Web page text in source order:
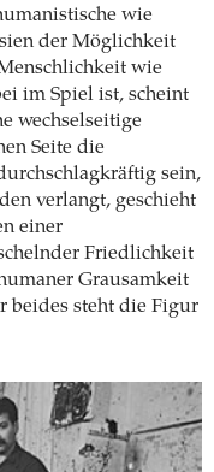
wie
der Möglichkeit
wie
im Spiel ist, scheint
wechselseitige
Seite die
sein,
verlangt, geschieht
einer
Friedlichkeit
Grausamkeit
beides steht die Figur